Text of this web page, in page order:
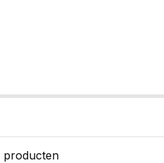
producten